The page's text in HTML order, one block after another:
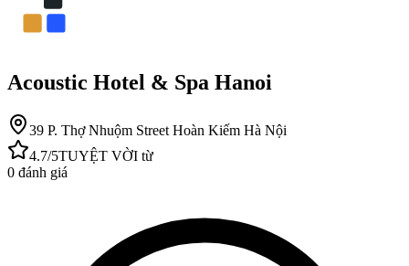
Acoustic Hotel & Spa Hanoi
39 P. Thợ Nhuộm Street Hoàn Kiếm Hà Nội
4.7/5TUYỆT VỜI từ
0 đánh giá